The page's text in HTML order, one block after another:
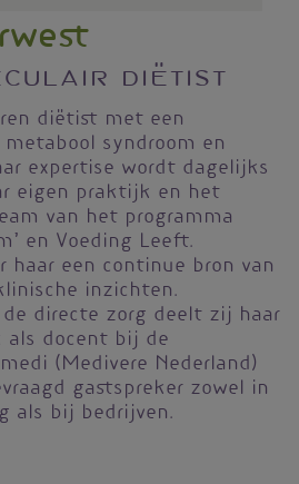
Diëtist
diëtist met een
syndroom en
expertise wordt dagelijks
eigen praktijk en het
van het programma
en Voeding Leeft.
haar een continue bron van
inzichten.
de directe zorg deelt zij haar
als docent bij de
(Medivere Nederland)
gastspreker zowel in
als bij bedrijven.